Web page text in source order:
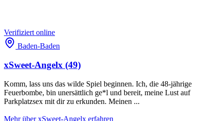
Verifiziert online
Baden-Baden
xSweet-Angelx (49)
Komm, lass uns das wilde Spiel beginnen. Ich, die 48-jährige
Feuerbombe, bin unersättlich ge*l und bereit, meine Lust auf
Parkplatzsex mit dir zu erkunden. Meinen ...
Mehr über xSweet-Angelx erfahren